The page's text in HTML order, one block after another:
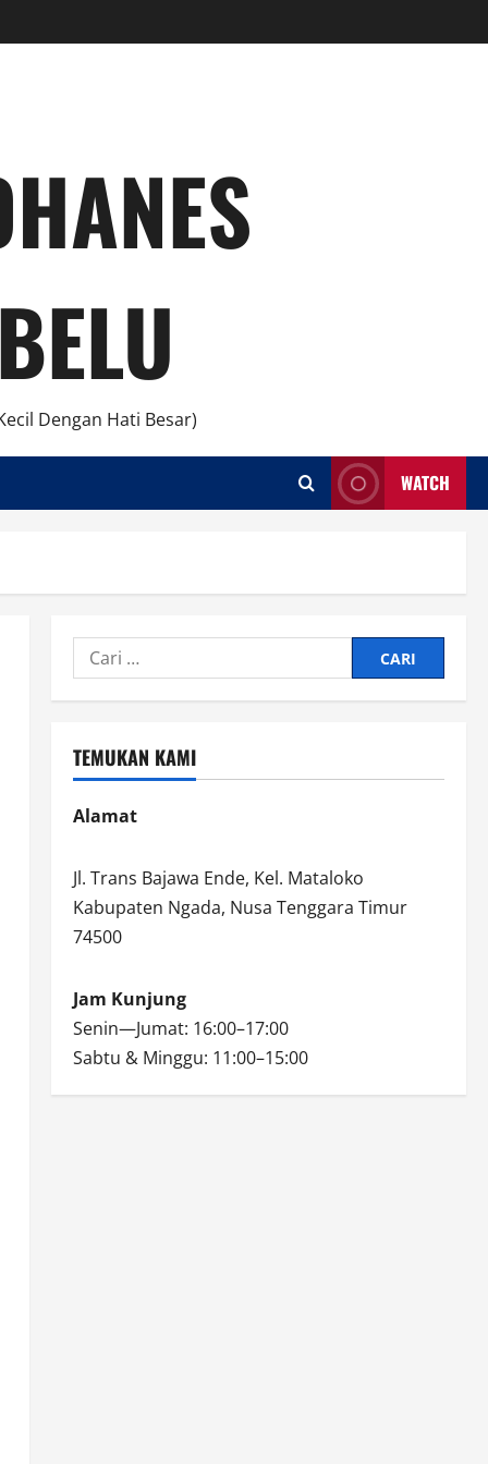
Dengan Hati Besar)
WATCH
Cari
untuk:
TEMUKAN KAMI
Alamat
Jl. Trans Bajawa Ende, Kel. Mataloko
Kabupaten Ngada, Nusa Tenggara Timur
74500
Jam Kunjung
Senin—Jumat: 16:00–17:00
Sabtu & Minggu: 11:00–15:00